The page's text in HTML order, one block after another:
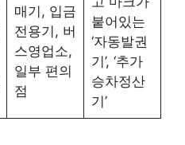
매기, 입금
전용기, 버
스영업소,
일부 편의
점
붙어있는
‘자동발권
기’, ‘추가
승차정산
기’